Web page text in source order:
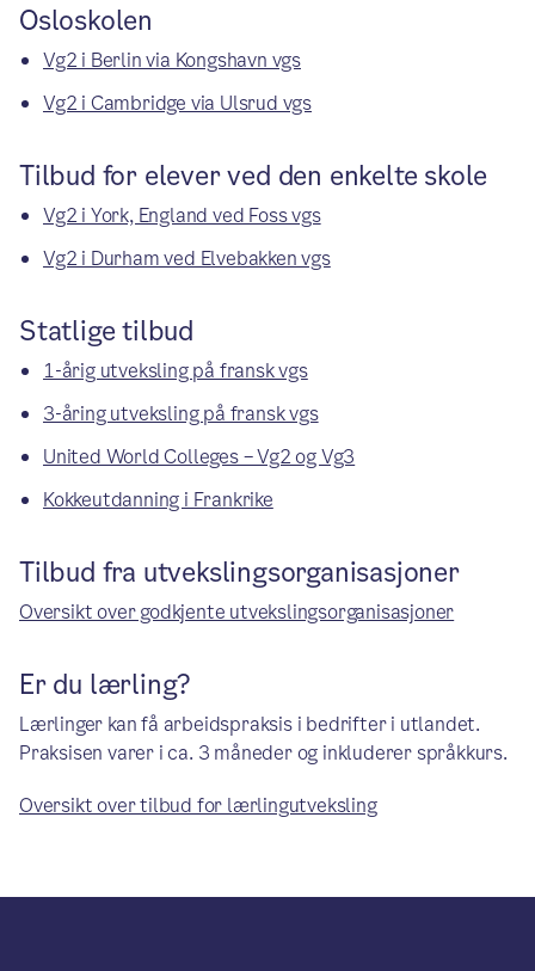
Osloskolen
Vg2 i Berlin via Kongshavn vgs
Vg2 i Cambridge via Ulsrud vgs
Tilbud for elever ved den enkelte skole
Vg2 i York, England ved Foss vgs
Vg2 i Durham ved Elvebakken vgs
Statlige tilbud
1-årig utveksling på fransk vgs
3-åring utveksling på fransk vgs
United World Colleges – Vg2 og Vg3
Kokkeutdanning i Frankrike
Tilbud fra utvekslingsorganisasjoner
Oversikt over godkjente utvekslingsorganisasjoner
Er du lærling?
Lærlinger kan få arbeidspraksis i bedrifter i utlandet.
Praksisen varer i ca. 3 måneder og inkluderer språkkurs.
Oversikt over tilbud for lærlingutveksling